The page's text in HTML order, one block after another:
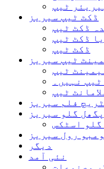
ٹیپ
ڈکٹ ٹیپ سیریز
ڈکٹ ٹیپ
ڈکٹ ٹیپ
ڈکٹ ٹیپ
ٹیپ سیریز
ٹیپ
نہیں۔
ٹیپ
فلم سیریز
گلو سیریز
اسٹکس
رول سیریز
دیگر
نئی آمد
مصنوعات